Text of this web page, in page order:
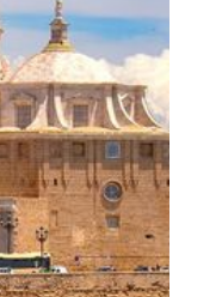
Durée
Parcours